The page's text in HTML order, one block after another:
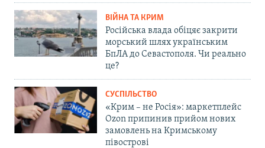
ВІЙНА ТА КРИМ
Російська влада обіцяє закрити
морський шлях українським
БпЛА до Севастополя. Чи реально
це?
СУСПІЛЬСТВО
«Крим – не Росія»: маркетплейс
Ozon припинив прийом нових
замовлень на Кримському
півострові